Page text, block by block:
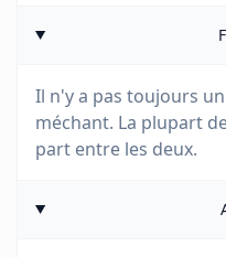
Il n'y a pas toujours
méchant. La plupart
part entre les deux.